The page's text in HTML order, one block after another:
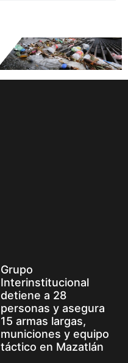
Grupo
Interinstitucional
detiene a 28
personas y asegura
15 armas largas,
municiones y equipo
táctico en Mazatlán